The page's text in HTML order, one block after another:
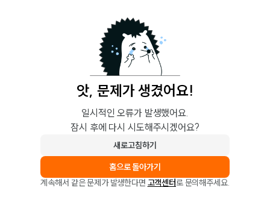
앗, 문제가 생겼어요!
일시적인 오류가 발생했어요.
잠시 후에 다시 시도해주시겠어요?
새로고침하기
홈으로 돌아가기
계속해서 같은 문제가 발생한다면 고객센터로 문의해주세요.